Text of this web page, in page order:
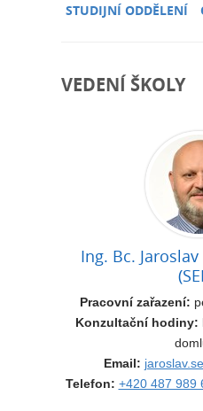
STUDIJNÍ ODDĚLENÍ
VEDENÍ ŠKOLY
Ing. Bc. Jaroslav
Pracovní zařazení:
Konzultační hodiny:
Email:
Telefon: +420 487 989